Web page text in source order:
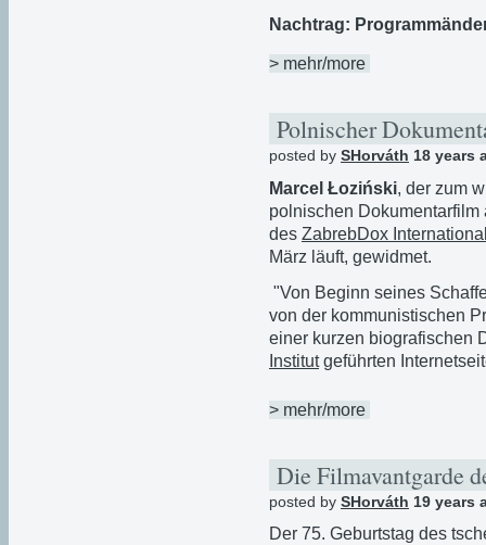
Nachtrag:
> mehr/more
Polnischer
posted by SHorváth 18 years
Marcel Łoziński, der zum
polnischen
des ZabrebDox
März läuft, gewidmet.
"Von Beginn seines
von der kommunistischen
einer kurzen biografischen
Institutgeführten
> mehr/more
Die Filmavantgarde
posted by SHorváth 19 years
Der 75. Geburtstag des